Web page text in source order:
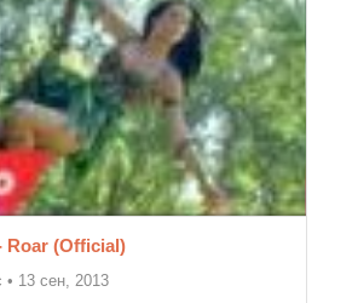
Roar (Official)
• 13 сен, 2013